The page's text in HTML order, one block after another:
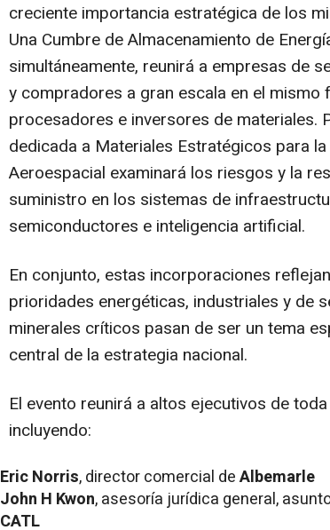
creciente importancia estratégica de los
Una Cumbre de Almacenamiento de
simultáneamente, reunirá a empresas de
y compradores a gran escala en el
procesadores e inversores de materiales.
dedicada a Materiales Estratégicos para
Aeroespacial examinará los riesgos y la
suministro en los sistemas de
semiconductores e inteligencia artificial.
En conjunto, estas incorporaciones
prioridades energéticas, industriales y de
minerales críticos pasan de ser un tema
central de la estrategia nacional.
El evento reunirá a altos ejecutivos de
incluyendo:
Eric Norris, director comercial deAlbemarle
John H Kwon, asesoría jurídica general,
CATL